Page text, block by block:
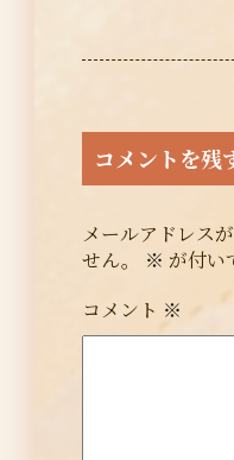
コメントを残
メールアドレス
せん。
※ が付い
コメント ※